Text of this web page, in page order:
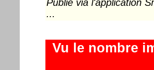
Publié via l'application
...
Vu le nombre